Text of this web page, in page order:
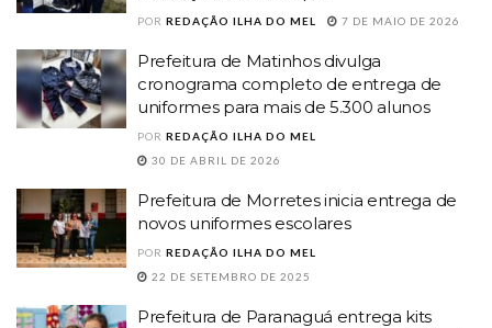
POR REDAÇÃO ILHA DO MEL 7 DE MAIO DE 2026
Prefeitura de Matinhos divulga
cronograma completo de entrega de
uniformes para mais de 5.300 alunos
POR REDAÇÃO ILHA DO MEL
30 DE ABRIL DE 2026
Prefeitura de Morretes inicia entrega de
novos uniformes escolares
POR REDAÇÃO ILHA DO MEL
22 DE SETEMBRO DE 2025
Prefeitura de Paranaguá entrega kits